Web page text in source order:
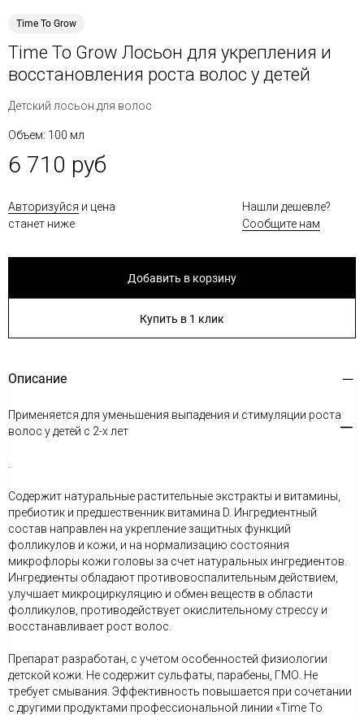
Time To Grow
Time To Grow Лосьон для укрепления и
восстановления роста волос у детей
Детский лосьон для волос
Объем: 100 мл
6 710 руб
Авторизуйся и цена
станет ниже
Нашли дешевле?
Сообщите нам
Добавить в корзину
Купить в 1 клик
Описание
Применяется для уменьшения выпадения и стимуляции роста
волос у детей с 2-х лет
Содержит натуральные растительные экстракты и витамины,
пребиотик и предшественник витамина D. Ингредиентный
состав направлен на укрепление защитных функций
фолликулов и кожи, и на нормализацию состояния
микрофлоры кожи головы за счет натуральных ингредиентов.
Ингредиенты обладают противовоспалительным действием,
улучшает микроциркуляцию и обмен веществ в области
фолликулов, противодействует окислительному стрессу и
восстанавливает рост волос.
Препарат разработан, с учетом особенностей физиологии
детской кожи. Не содержит сульфаты, парабены, ГМО. Не
требует смывания. Эффективность повышается при сочетании
с другими продуктами профессиональной линии «Time To